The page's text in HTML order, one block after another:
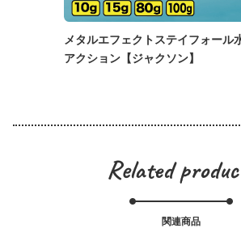
メタルエフェクトステイフォール
アクション【ジャクソン】
Related
関連商品